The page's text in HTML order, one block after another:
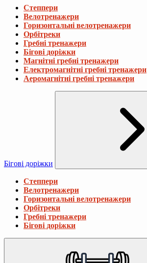
Степпери
Велотренажери
Горизонтальні велотренажери
Орбітреки
Гребні тренажери
Бігові доріжки
Магнітні гребні тренажери
Електромагнітні гребні тренажери
Аеромагнітні гребні тренажери
Бігові доріжки
Степпери
Велотренажери
Горизонтальні велотренажери
Орбітреки
Гребні тренажери
Бігові доріжки